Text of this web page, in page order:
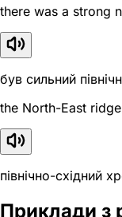
there was a strong
був сильний
the North-East
північно-східний
Приклади з